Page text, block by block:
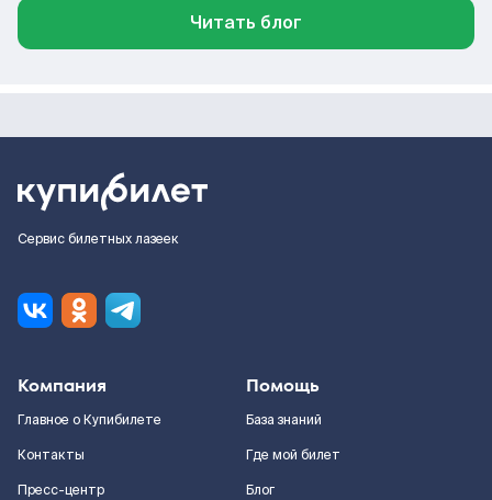
Читать блог
Сервис билетных лазеек
Компания
Главное о Купибилете
Контакты
Пресс-центр
Помощь
База знаний
Где мой билет
Блог